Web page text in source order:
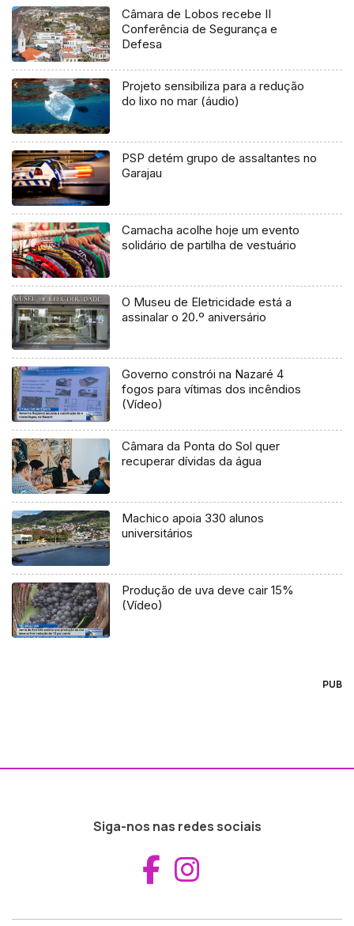
Câmara de Lobos recebe II
Conferência de Segurança e
Defesa
Projeto sensibiliza para a redução
do lixo no mar (áudio)
PSP detém grupo de assaltantes no
Garajau
Camacha acolhe hoje um evento
solidário de partilha de vestuário
O Museu de Eletricidade está a
assinalar o 20.º aniversário
Governo constrói na Nazaré 4
fogos para vítimas dos incêndios
(Vídeo)
Câmara da Ponta do Sol quer
recuperar dívidas da água
Machico apoia 330 alunos
universitários
Produção de uva deve cair 15%
(Vídeo)
PUB
Siga-nos nas redes sociais
Aceder ao